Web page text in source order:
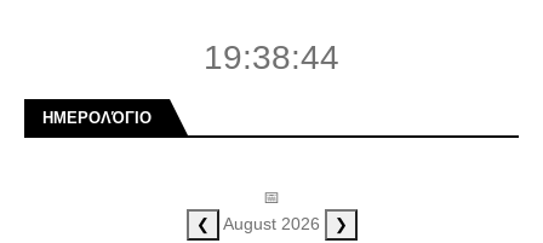
19:38:45
ΗΜΕΡΟΛΌΓΙΟ
📅
❮ August 2026 ❯